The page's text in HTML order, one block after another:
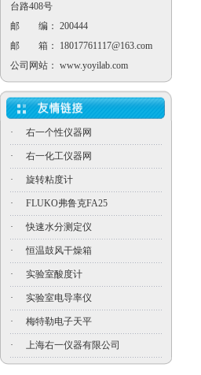
台路408号
邮 编： 200444
邮 箱：
18017761117@163.com
公司网站： www.yoyilab.com
· 右一个性仪器网
· 右一化工仪器网
· 旋转粘度计
· FLUKO弗鲁克FA25
· 快速水分测定仪
· 恒温鼓风干燥箱
· 实验室酸度计
· 实验室电导率仪
· 梅特勒电子天平
· 上海右一仪器有限公司